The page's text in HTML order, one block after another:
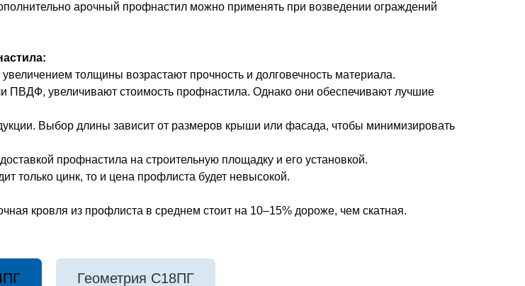
арочный профнастил можно применять при возведении ограждений
толщины возрастают прочность и долговечность материала.
ПВДФ, увеличивают стоимость профнастила. Однако они обеспечивают лучшие
Выбор длины зависит от размеров крыши или фасада, чтобы минимизировать
профнастила на строительную площадку и его установкой.
только цинк, то и цена профлиста будет невысокой.
кровля из профлиста в среднем стоит на 10–15% дороже, чем скатная.
Геометрия С18ПГ